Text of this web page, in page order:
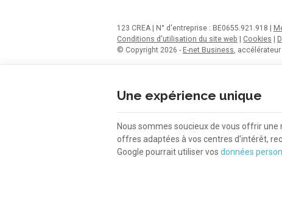
123 CREA | N° d'entreprise : BE0655.921.918 |
Conditions d'utilisation du site web | Cookies |
© Copyright 2026 - E-net Business ,
Une expérience unique
Nous sommes soucieux de vous offrir
offres adaptées à vos centres d’intérêt,
Google pourrait utiliser vos données